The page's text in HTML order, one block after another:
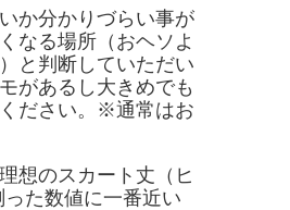
か分かりづらい事が
なる場所（おヘソよ
と判断していただい
があるし大きめでも
ださい。※通常はお
想のスカート丈（ヒ
た数値に一番近い